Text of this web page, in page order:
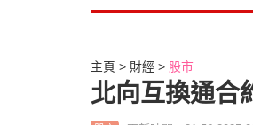
主頁 財經 股市
北向互換通合